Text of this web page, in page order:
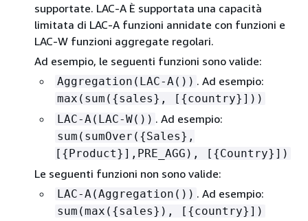
supportate. LAC-A È supportata una capacità
limitata di LAC-A funzioni annidate con funzioni e
LAC-W funzioni aggregate regolari.
Ad esempio, le seguenti funzioni sono valide:
Aggregation(LAC-A()) . Ad esempio:
max(sum( {sales}, [ {country}]))
LAC-A(LAC-W()) . Ad esempio:
sum(sumOver( {Sales},
[ {Product}],PRE_AGG), [ {Country}])
Le seguenti funzioni non sono valide:
LAC-A(Aggregation()) . Ad esempio:
sum(max( {sales}), [ {country}])